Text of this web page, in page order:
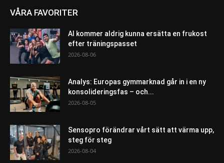
VÅRA FAVORITER
AI kommer aldrig kunna ersätta en frukost
efter träningspasset
2026-08-06
Analys: Europas gymmarknad går in i en ny
konsolideringsfas – och...
2026-08-05
Sensopro förändrar vårt sätt att värma upp,
steg för steg
2026-08-04